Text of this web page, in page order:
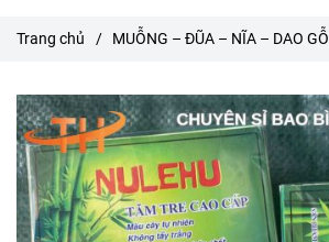
Trang chủ / MUỖNG – ĐŨA – NĨA – DAO